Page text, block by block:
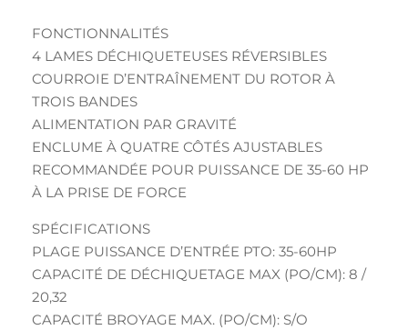
FONCTIONNALITÉS
4 LAMES DÉCHIQUETEUSES RÉVERSIBLES
COURROIE D’ENTRAÎNEMENT DU ROTOR À
TROIS BANDES
ALIMENTATION PAR GRAVITÉ
ENCLUME À QUATRE CÔTÉS AJUSTABLES
RECOMMANDÉE POUR PUISSANCE DE 35-60 HP
À LA PRISE DE FORCE
SPÉCIFICATIONS
PLAGE PUISSANCE D’ENTRÉE PTO: 35-60HP
CAPACITÉ DE DÉCHIQUETAGE MAX (PO/CM): 8 /
20,32
CAPACITÉ BROYAGE MAX. (PO/CM): S/O